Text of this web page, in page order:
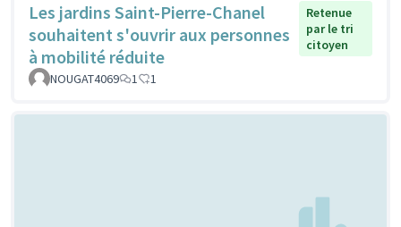
Les jardins Saint-Pierre-Chanel
souhaitent s'ouvrir aux personnes
à mobilité réduite
Retenue
par le tri
citoyen
NOUGAT4069 1 1